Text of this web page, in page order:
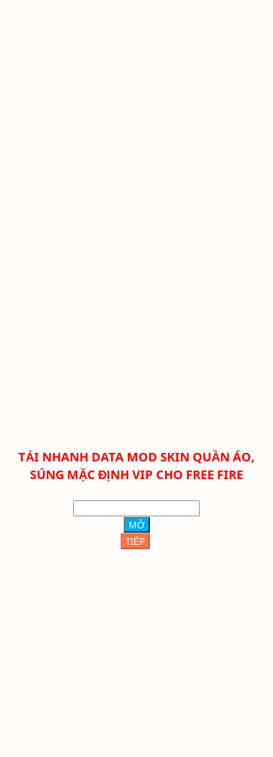
TẢI NHANH DATA MOD SKIN QUẦN ÁO,
SÚNG MẶC ĐỊNH VIP CHO FREE FIRE
MỞ
TIẾP